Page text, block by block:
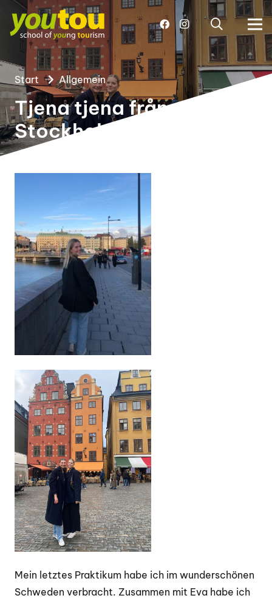
Start Allgemein
Tjena tjena från
Stockholm !
Mein letztes Praktikum habe ich im wunderschönen
Schweden verbracht. Zusammen mit Eva habe ich